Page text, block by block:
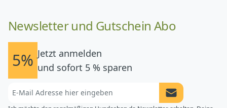
Newsletter und Gutschein Abo
5% Jetzt anmelden
und sofort 5 % sparen
Newsletter